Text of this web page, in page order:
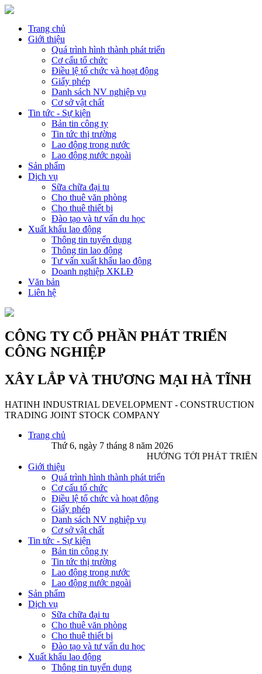
Trang chủ
Giới thiệu
Quá trình hình thành phát triển
Cơ cấu tổ chức
Điều lệ tổ chức và hoạt động
Giấy phép
Danh sách NV nghiệp vụ
Cơ sở vật chất
Tin tức - Sự kiện
Bản tin công ty
Tin tức thị trường
Lao động trong nước
Lao động nước ngoài
Sản phẩm
Dịch vụ
Sữa chữa đại tu
Cho thuê văn phòng
Cho thuê thiết bị
Đào tạo và tư vấn du học
Xuất khẩu lao động
Thông tin tuyển dụng
Thông tin lao động
Tư vấn xuất khẩu lao động
Doanh nghiệp XKLĐ
Văn bản
Liên hệ
CÔNG TY CỔ PHẦN PHÁT TRIỂN
CÔNG NGHIỆP
XÂY LẮP VÀ THƯƠNG MẠI HÀ TĨNH
HATINH INDUSTRIAL DEVELOPMENT - CONSTRUCTION
TRADING JOINT STOCK COMPANY
Trang chủ
Thứ 6, ngày 7 tháng 8 năm 2026
HƯỚNG TỚI PHÁT TRIỂN
Giới thiệu
Quá trình hình thành phát triển
Cơ cấu tổ chức
Điều lệ tổ chức và hoạt động
Giấy phép
Danh sách NV nghiệp vụ
Cơ sở vật chất
Tin tức - Sự kiện
Bản tin công ty
Tin tức thị trường
Lao động trong nước
Lao động nước ngoài
Sản phẩm
Dịch vụ
Sữa chữa đại tu
Cho thuê văn phòng
Cho thuê thiết bị
Đào tạo và tư vấn du học
Xuất khẩu lao động
Thông tin tuyển dụng